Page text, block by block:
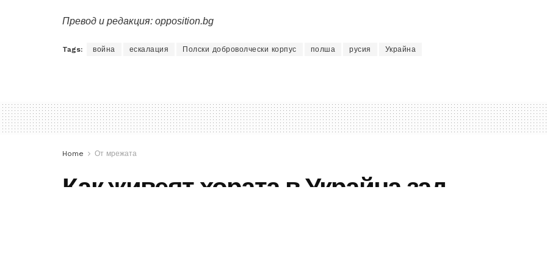
Превод и редакция: opposition.bg
Tags: война ескалация Полски доброволчески корпус полша русия Украйна
Home От мрежата
Как живеят хората в Украйна зад